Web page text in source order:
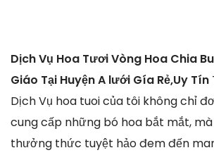
Dịch Vụ Hoa Tươi Vòng Hoa Chia
Giáo Tại Huyện A lưới Gía Rẻ,Uy Tín
Dịch Vụ hoa tuoi của tôi không chỉ
cung cấp những bó hoa bắt mắt,
thưởng thức tuyệt hảo đem đến